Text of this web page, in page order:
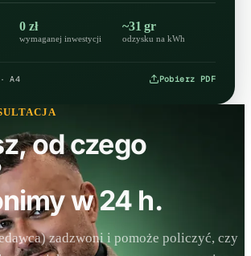
0 zł
wymaganej inwestycji
~31 gr
odzysku na kWh
A4 Pobierz PDF
od czego
w 24 h.
zadzwoni i pomoże policzyć, czy